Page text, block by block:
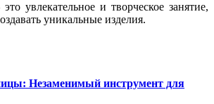
увлекательное и творческое занятие,
уникальные изделия.
Незаменимый инструмент для